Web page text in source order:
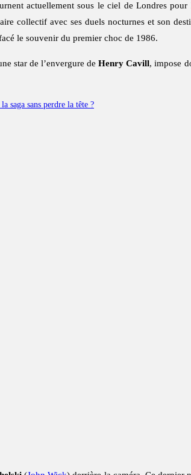
actuellement sous le ciel de Londres pour
collectif avec ses duels nocturnes et son
le souvenir du premier choc de 1986.
star de l’envergure deHenry Cavill, impose
saga sans perdre la tête ?